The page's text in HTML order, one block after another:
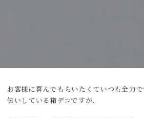
お客様に喜んでもらいたくていつも全力
伝いしている箱デコですが、